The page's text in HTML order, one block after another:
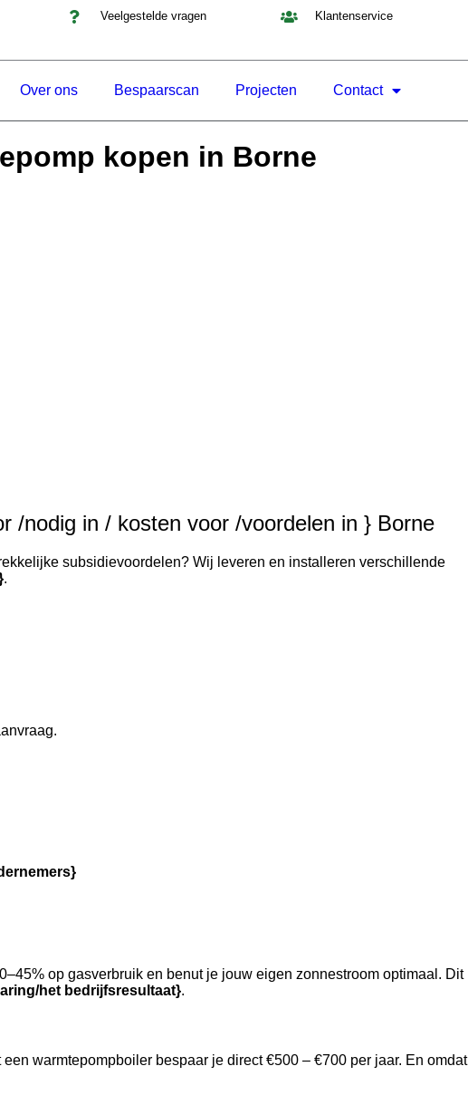
Veelgestelde vragen Klantenservice
Over ons Bespaarscan Projecten Contact
kopen in Borne
/nodig in / kosten voor /voordelen in } Borne
subsidievoordelen? Wij leveren en installeren verschillende
.
op gasverbruik en benut je jouw eigen zonnestroom optimaal. Dit
het bedrijfsresultaat}.
warmtepompboiler bespaar je direct €500 – €700 per jaar. En omdat